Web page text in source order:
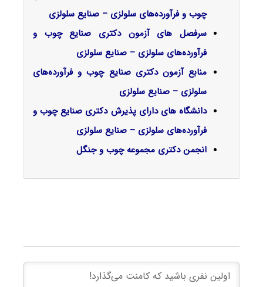
چوب و فرآورده‌های سلولزی – صنایع سلولزی
سرفصل‌ های آزمون دکتری صنایع چوب و
فرآورده‌های سلولزی – صنایع سلولزی
منابع آزمون دکتری صنایع چوب و فرآورده‌های
سلولزی – صنایع سلولزی
دانشگاه های دارای پذیرش دکتری صنایع چوب و
فرآورده‌های سلولزی – صنایع سلولزی
انجمن دکتری مجموعه چوب و جنگل